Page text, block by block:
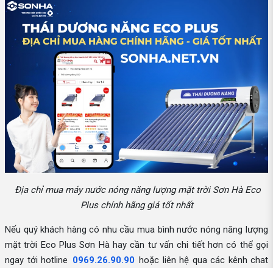
Địa chỉ mua máy nước nóng năng lượng mặt trời Sơn Hà Eco
Plus chính hãng giá tốt nhất
Nếu quý khách hàng có nhu cầu mua bình nước nóng năng lượng
mặt trời Eco Plus Sơn Hà hay cần tư vấn chi tiết hơn có thể gọi
ngay tới hotline 0969.26.90.90 hoặc liên hệ qua các kênh chat